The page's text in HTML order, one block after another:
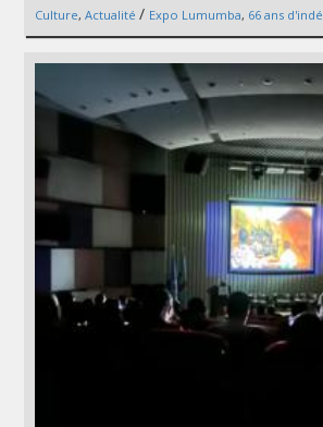
Culture, Actualité / Expo Lumumba, 66 ans